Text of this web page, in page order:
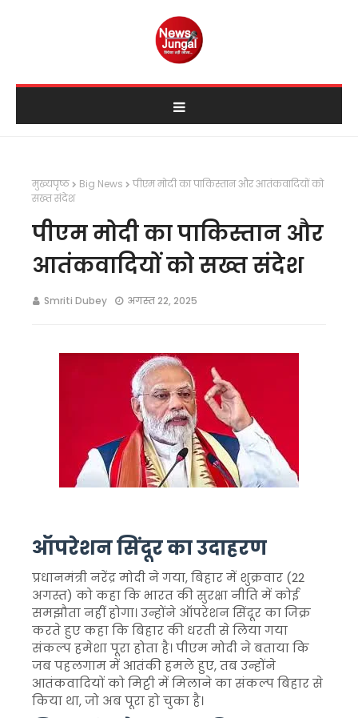
मुख्यपृष्ठ Big News
पीएम मोदी का पाकिस्तान और आतंकवादियों को
सख्त संदेश
पीएम मोदी का पाकिस्तान और
आतंकवादियों को सख्त संदेश
Smriti Dubey अगस्त 22, 2025
ऑपरेशन सिंदूर का उदाहरण
प्रधानमंत्री नरेंद्र मोदी ने गया, बिहार में शुक्रवार (22
अगस्त) को कहा कि भारत की सुरक्षा नीति में कोई
समझौता नहीं होगा। उन्होंने ऑपरेशन सिंदूर का जिक्र
करते हुए कहा कि बिहार की धरती से लिया गया
संकल्प हमेशा पूरा होता है। पीएम मोदी ने बताया कि
जब पहलगाम में आतंकी हमले हुए, तब उन्होंने
आतंकवादियों को मिट्टी में मिलाने का संकल्प बिहार से
किया था, जो अब पूरा हो चुका है।